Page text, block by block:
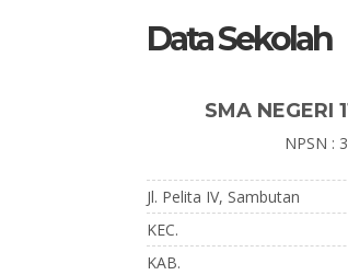
Data Sekolah
SMA NEGERI
NPSN :
Jl. Pelita IV, Sambutan
KEC.
KAB.